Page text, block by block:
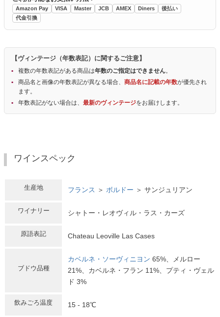
Amazon Pay VISA Master JCB AMEX Diners
後払い
代金引換
【ヴィンテージ（年数表記）に関するご注意】
複数の年数表記がある商品は年数のご指定はできません。
商品名と画像の年数表記が異なる場合、 商品名に記載の年数が優先され
ます。
年数表記がない場合は、 最新のヴィンテージをお届けします。
ワインスペック
生産地 フランス ＞ ボルドー ＞ サンジュリアン
ワイナリー シャトー・レオヴィル・ラス・カーズ
原語表記 Chateau Leoville Las Cases
ブドウ品種
カベルネ・ソーヴィニヨン 65%、メルロー
21%、カベルネ・フラン 11%、プティ・ヴェル
ド 3%
飲みごろ温度 15 - 18℃